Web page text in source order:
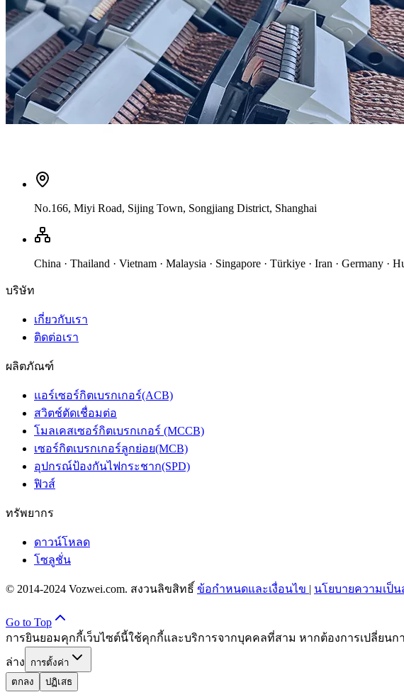
No.166, Miyi Road, Sijing Town, Songjiang District, Shanghai
China · Thailand · Vietnam · Malaysia · Singapore · Türkiye · Iran · Germany ·
บริษัท
เกี่ยวกับเรา
ติดต่อเรา
ผลิตภัณฑ์
แอร์เซอร์กิตเบรกเกอร์(ACB)
สวิตช์ตัดเชื่อมต่อ
โมลเคสเซอร์กิตเบรกเกอร์ (MCCB)
เซอร์กิตเบรกเกอร์ลูกย่อย(MCB)
อุปกรณ์ป้องกันไฟกระชาก(SPD)
ฟิวส์
ทรัพยากร
ดาวน์โหลด
โซลูชั่น
© 2014-2024 Vozwei.com. สงวนลิขสิทธิ์ ข้อกำหนดและเงื่อนไข | นโยบายความเป็
Go to Top
การยินยอมคุกกี้เว็บไซต์นี้ใช้คุกกี้และบริการจากบุคคลที่สาม หากต้องการเปลี่ยน
ล่าง
การตั้งค่า
ตกลง
ปฏิเสธ